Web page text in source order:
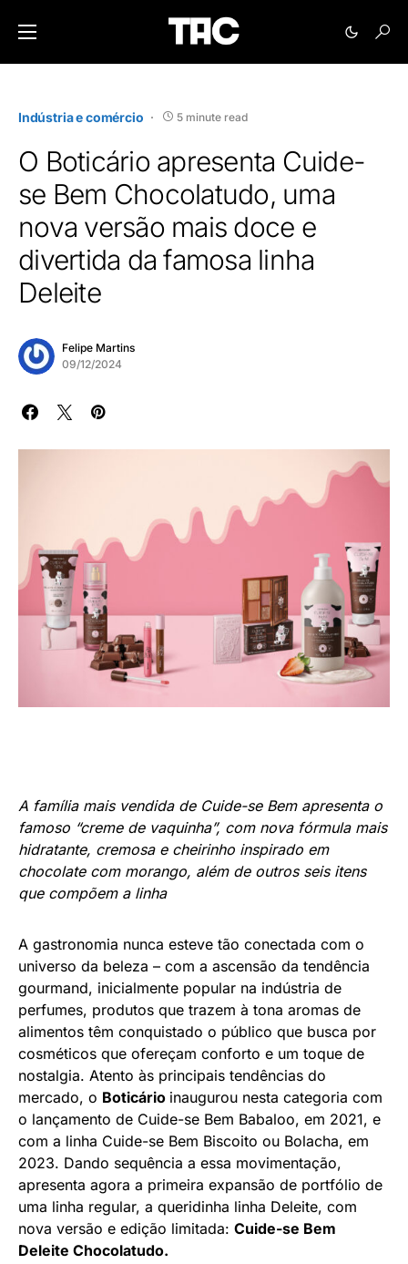
Indústria e comércio 5 minute read
O Boticário apresenta Cuide-
se Bem Chocolatudo, uma
nova versão mais doce e
divertida da famosa linha
Deleite
Felipe Martins
09/12/2024
A família mais vendida de Cuide-se Bem apresenta o
famoso “creme de vaquinha”, com nova fórmula mais
hidratante, cremosa e cheirinho inspirado em
chocolate com morango, além de outros seis itens
que compõem a linha
A gastronomia nunca esteve tão conectada com o
universo da beleza – com a ascensão da tendência
gourmand, inicialmente popular na indústria de
perfumes, produtos que trazem à tona aromas de
alimentos têm conquistado o público que busca por
cosméticos que ofereçam conforto e um toque de
nostalgia. Atento às principais tendências do
mercado, o Boticário inaugurou nesta categoria com
o lançamento de Cuide-se Bem Babaloo, em 2021, e
com a linha Cuide-se Bem Biscoito ou Bolacha, em
2023. Dando sequência a essa movimentação,
apresenta agora a primeira expansão de portfólio de
uma linha regular, a queridinha linha Deleite, com
nova versão e edição limitada: Cuide-se Bem
Deleite Chocolatudo.